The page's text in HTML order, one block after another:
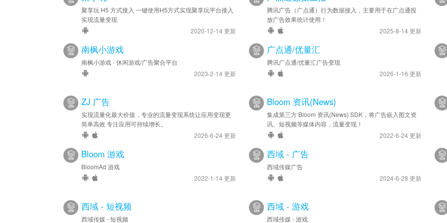
聚享玩 H5 方式接入 一键使用H5方式实现聚享玩平台接入
实现流量变现
2020-12-14 更新
腾讯广告（广点通）行为数据接入，主要用于在广点通投
放广告效果统计使用！
2025-8-14 更新
南枫小游戏
南枫小游戏 - 休闲游戏/广告聚合平台
2023-2-14 更新
广点通/优量汇
腾讯广点通/优量汇广告变现
2026-1-16 更新
ZJ 广告
实现流量化最大价值，专业的流量变现系统让应用变现更
简单高效 专注应用可持续增长。
2026-6-24 更新
Bloom 资讯(News)
集成第三方 Bloom 资讯(News) SDK，将广告嵌入图文资
讯、短视频等媒体内容，流量变现！
2022-6-24 更新
Bloom 游戏
BloomAd 游戏
2022-1-14 更新
西域 - 广告
西域传媒广告
2024-6-28 更新
西域 - 短视频
西域传媒 - 短视频
西域 - 游戏
西域传媒 - 游戏